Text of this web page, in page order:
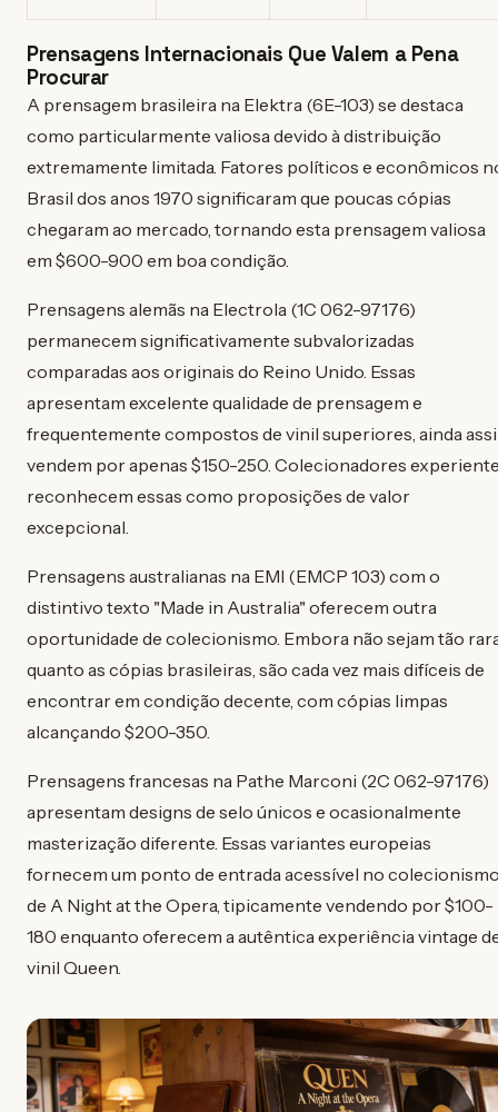
Prensagens Internacionais Que Valem a Pena
Procurar
A prensagem brasileira na Elektra (6E-103) se destaca
como particularmente valiosa devido à distribuição
extremamente limitada. Fatores políticos e econômicos
Brasil dos anos 1970 significaram que poucas cópias
chegaram ao mercado, tornando esta prensagem valiosa
em $600-900 em boa condição.
Prensagens alemãs na Electrola (1C 062-97176)
permanecem significativamente subvalorizadas
comparadas aos originais do Reino Unido. Essas
apresentam excelente qualidade de prensagem e
frequentemente compostos de vinil superiores, ainda
vendem por apenas $150-250. Colecionadores
reconhecem essas como proposições de valor
excepcional.
Prensagens australianas na EMI (EMCP 103) com o
distintivo texto "Made in Australia" oferecem outra
oportunidade de colecionismo. Embora não sejam tão
quanto as cópias brasileiras, são cada vez mais difíceis de
encontrar em condição decente, com cópias limpas
alcançando $200-350.
Prensagens francesas na Pathe Marconi (2C 062-97176)
apresentam designs de selo únicos e ocasionalmente
masterização diferente. Essas variantes europeias
fornecem um ponto de entrada acessível no
de A Night at the Opera, tipicamente vendendo por $100-
180 enquanto oferecem a autêntica experiência vintage
vinil Queen.